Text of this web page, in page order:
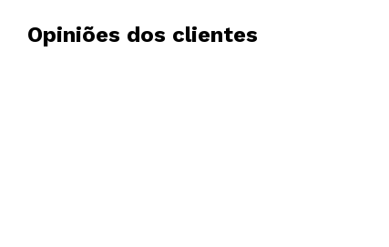
Opiniões dos clientes
Antonio García Rosa
20/06/2024